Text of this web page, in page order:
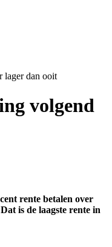
lager dan ooit
volgend
rente betalen over
is de laagste rente in